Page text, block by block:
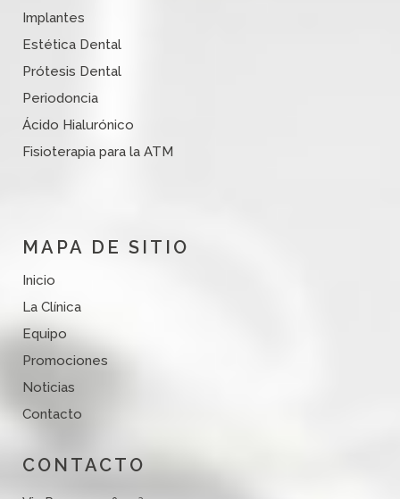
Implantes
Estética Dental
Prótesis Dental
Periodoncia
Ácido Hialurónico
Fisioterapia para la ATM
MAPA DE SITIO
Inicio
La Clínica
Equipo
Promociones
Noticias
Contacto
CONTACTO